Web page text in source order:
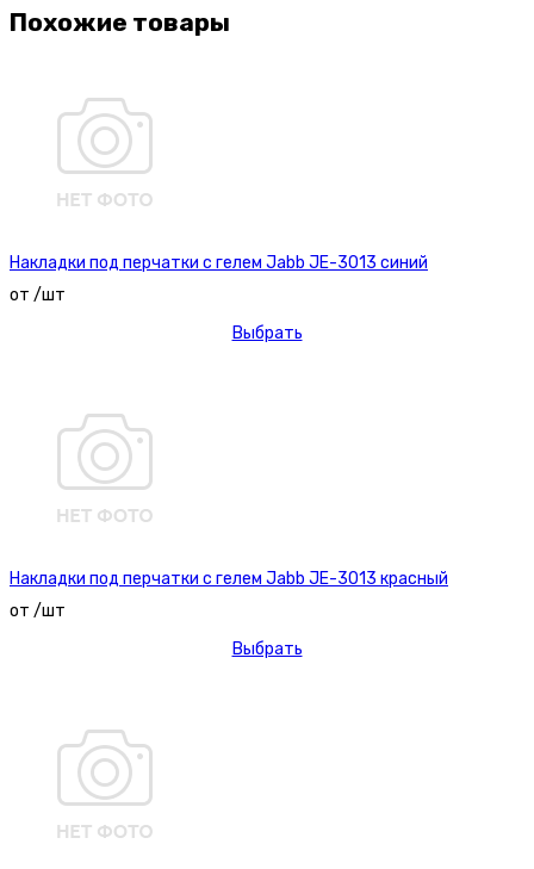
Похожие товары
Накладки под перчатки с гелем Jabb JE-3013 синий
от /шт
Выбрать
Накладки под перчатки с гелем Jabb JE-3013 красный
от /шт
Выбрать